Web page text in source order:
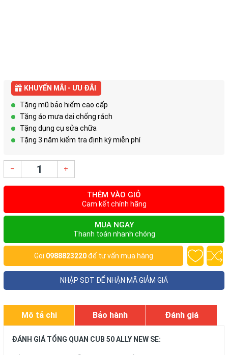
KHUYẾN MÃI - ƯU ĐÃI
Tặng mũ bảo hiểm cao cấp
Tặng áo mưa dai chống rách
Tặng dụng cụ sửa chữa
Tặng 3 năm kiểm tra định kỳ miễn phí
– +
THÊM VÀO GIỎ
Cam kết chính hãng
Thanh toán nhanh chóng